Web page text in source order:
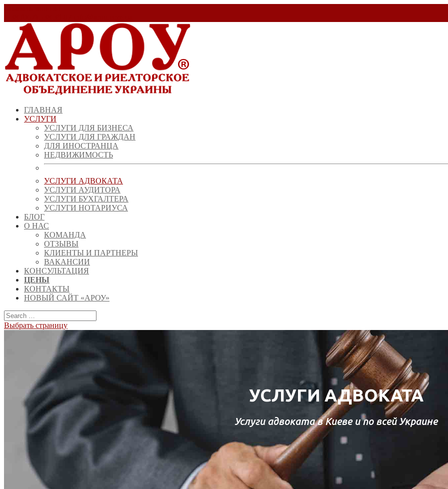
ГЛАВНАЯ
УСЛУГИ
УСЛУГИ ДЛЯ БИЗНЕСА
УСЛУГИ ДЛЯ ГРАЖДАН
ДЛЯ ИНОСТРАНЦА
НЕДВИЖИМОСТЬ
УСЛУГИ АДВОКАТА
УСЛУГИ АУДИТОРА
УСЛУГИ БУХГАЛТЕРА
УСЛУГИ НОТАРИУСА
БЛОГ
О НАС
КОМАНДА
ОТЗЫВЫ
КЛИЕНТЫ И ПАРТНЕРЫ
ВАКАНСИИ
КОНСУЛЬТАЦИЯ
ЦЕНЫ
КОНТАКТЫ
НОВЫЙ САЙТ «АРОУ»
Выбрать страницу
УСЛУГИ АДВОКАТА
Услуги адвоката в Киеве и по всей Украине